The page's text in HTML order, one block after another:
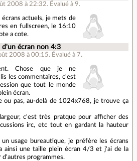
2008 à 22:32. Évalué à9.
actuels, je mets de
en fullscreen, le 16:10
a cote.
d'un écran non 4:3
2008 à 00:15. Évalué à 7.
Chose que je ne
les commentaires, c'est
que tout le monde
écran.
ou pas, au-delà de 1024x768, je trouve ça
c'est très pratque pour afficher des
irc, etc tout en gardant la hauteur
usage bureautique, je préfère les écrans
ainsi une taille plein écran 4/3 et j'ai de la
d'autres programmes.